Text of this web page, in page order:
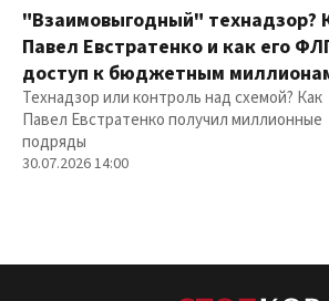
"Взаимовыгодный" технадзор?
Павел Евстратенко и как его
доступ к бюджетным
Технадзор или контроль над схемой? Как
Павел Евстратенко получил миллионные
подряды
30.07.2026 14:00